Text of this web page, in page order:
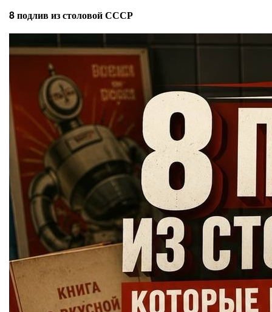
8 подлив из столовой СССР